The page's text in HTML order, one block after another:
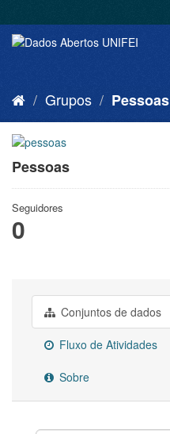
Grupos Pessoas
Pessoas
Seguidores
0
Conjuntos de dados
Fluxo de Atividades
Sobre